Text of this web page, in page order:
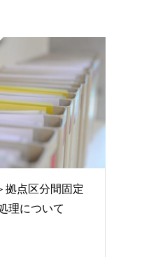
拠点区分間固定
理について